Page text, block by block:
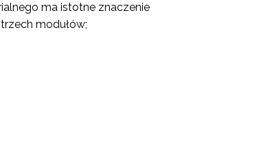
ma istotne znaczenie
modułów;